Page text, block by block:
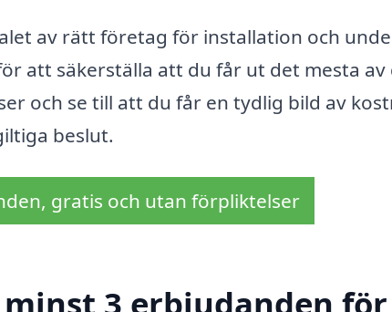
av rätt företag för installation och
att säkerställa att du får ut det mesta
och se till att du får en tydlig bild av
beslut.
gratis och utan förpliktelser